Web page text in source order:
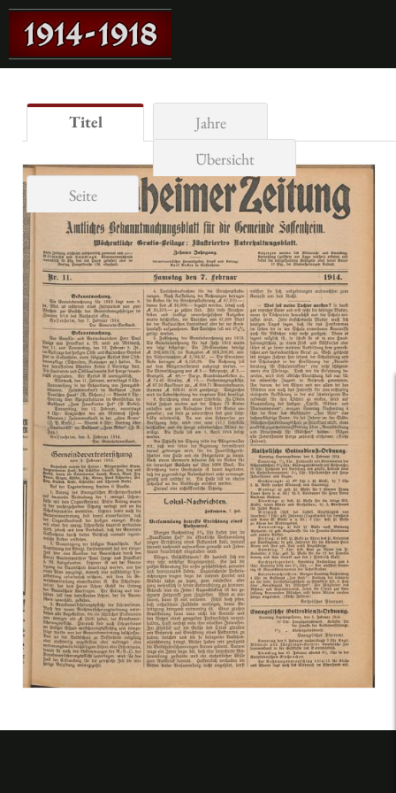
Titel
Jahre
Übersicht
Seite